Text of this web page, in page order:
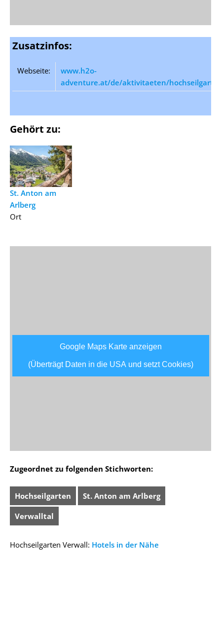
Zusatzinfos:
Webseite:
www.h2o-
adventure.at/de/aktivitaeten/
Gehört zu:
St. Anton am
Arlberg
Ort
Google Maps Karte anzeigen
(Überträgt Daten in die USA und setzt Cookies)
Zugeordnet zu folgenden Stichworten:
Hochseilgarten St. Anton am Arlberg
Verwalltal
Hochseilgarten Verwall: Hotels in der Nähe